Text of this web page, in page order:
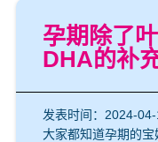
孕期除了
DHA的补
发表时间：2024-04-
大家都知道孕期的